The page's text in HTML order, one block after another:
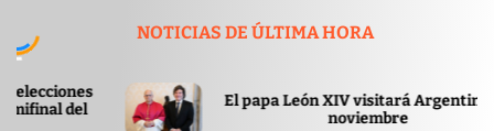
NOTICIAS DE ÚLTIMA HORA
El papa León XIV visitará Argentina en
noviembre
El